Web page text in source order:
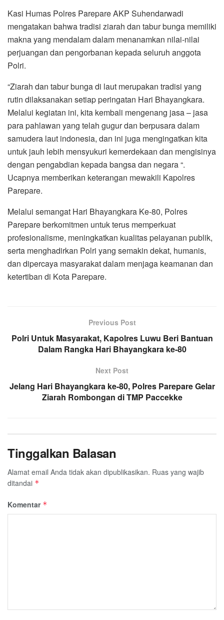
Kasi Humas Polres Parepare AKP Suhendarwadi
mengatakan bahwa tradisi ziarah dan tabur bunga memiliki
makna yang mendalam dalam menanamkan nilai-nilai
perjuangan dan pengorbanan kepada seluruh anggota
Polri.
“Ziarah dan tabur bunga di laut merupakan tradisi yang
rutin dilaksanakan setiap peringatan Hari Bhayangkara.
Melalui kegiatan ini, kita kembali mengenang jasa – jasa
para pahlawan yang telah gugur dan berpusara dalam
samudera laut indonesia, dan ini juga mengingatkan kita
untuk jauh lebih mensyukuri kemerdekaan dan mengisinya
dengan pengabdian kepada bangsa dan negara “.
Ucapnya memberikan keterangan mewakili Kapolres
Parepare.
Melalui semangat Hari Bhayangkara Ke-80, Polres
Parepare berkomitmen untuk terus memperkuat
profesionalisme, meningkatkan kualitas pelayanan publik,
serta menghadirkan Polri yang semakin dekat, humanis,
dan dipercaya masyarakat dalam menjaga keamanan dan
ketertiban di Kota Parepare.
Previous Post
Polri Untuk Masyarakat, Kapolres Luwu Beri Bantuan
Dalam Rangka Hari Bhayangkara ke-80
Next Post
Jelang Hari Bhayangkara ke-80, Polres Parepare Gelar
Ziarah Rombongan di TMP Paccekke
Tinggalkan Balasan
Alamat email Anda tidak akan dipublikasikan. Ruas yang wajib
ditandai *
Komentar *